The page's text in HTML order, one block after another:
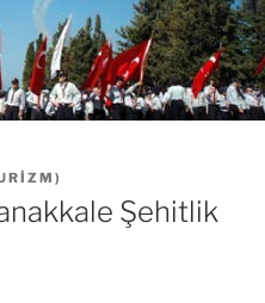
)
Şehitlik